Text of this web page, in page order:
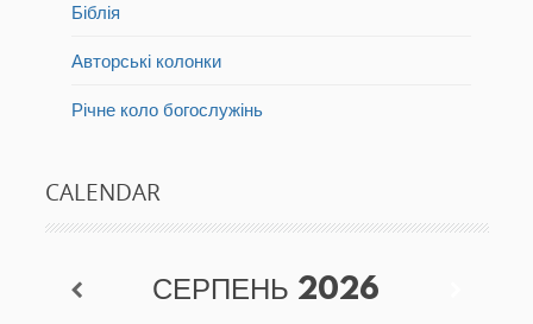
Біблія
Авторські колонки
Річне коло богослужінь
CALENDAR
СЕРПЕНЬ 2026